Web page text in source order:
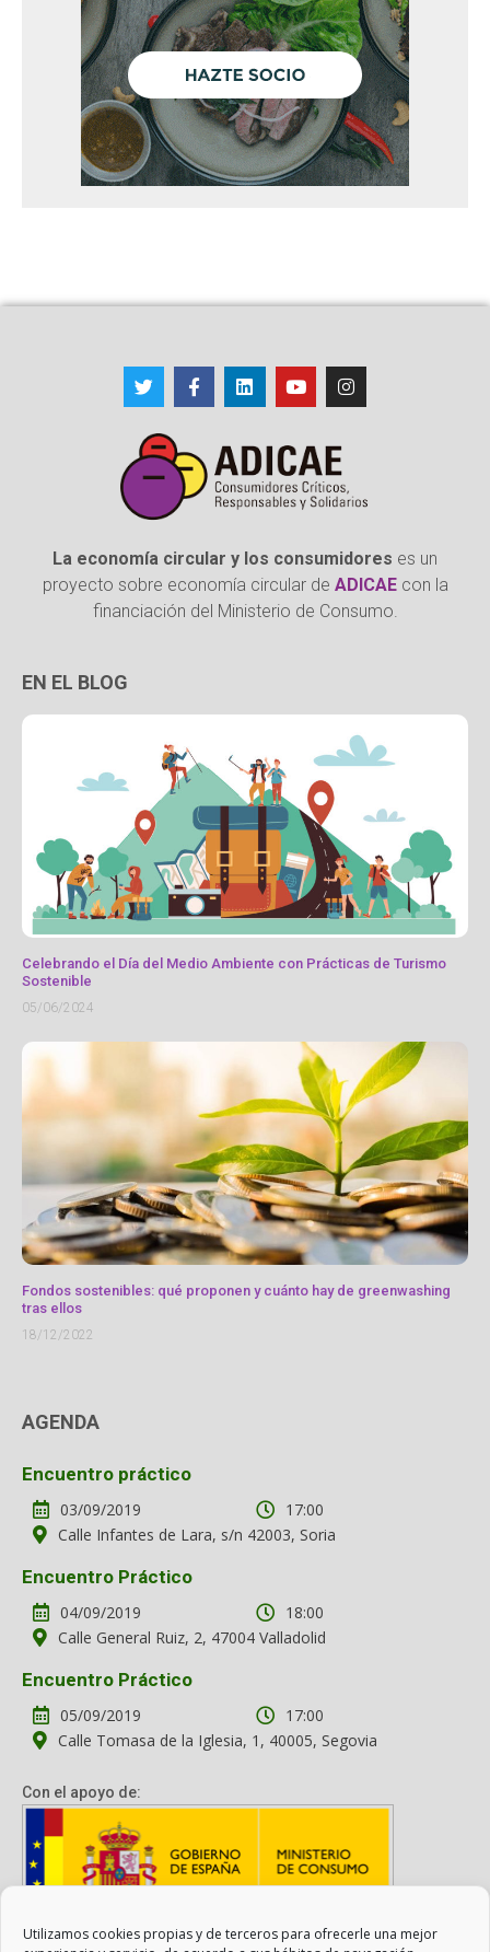
Utilizamos cookies propias y de terceros para ofrecerle una mejor
La economía circular y los consumidores es un
proyecto sobre economía circular de ADICAEcon la
financiación del Ministerio de Consumo.
EN EL BLOG
Celebrando el Día del Medio Ambiente con Prácticas de Turismo
Sostenible
05/06/2024
Fondos sostenibles: qué proponen y cuánto hay de greenwashing
tras ellos
18/12/2022
AGENDA
Encuentro práctico
03/09/2019
17:00
Calle Infantes de Lara, s/n 42003, Soria
Encuentro Práctico
04/09/2019
18:00
Calle General Ruiz, 2, 47004 Valladolid
Encuentro Práctico
05/09/2019
17:00
Calle Tomasa de la Iglesia, 1, 40005, Segovia
Con el apoyo de:
Con el apoyo del Ministerio de Consumo. Su contenido es